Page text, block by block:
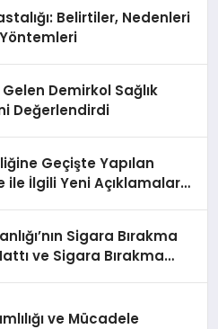
Belirtiler, Nedenleri
Gelen Demirkol Sağlık
Değerlendirdi
Geçişte Yapılan
ile İlgili Yeni Açıklamalar
Sigara Bırakma
ve Sigara Bırakma
ve Mücadele